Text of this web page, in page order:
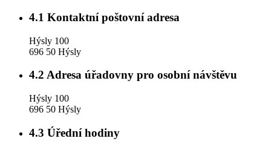
4.1 Kontaktní poštovní adresa
Hýsly 100
696 50 Hýsly
4.2 Adresa úřadovny pro osobní návštěvu
Hýsly 100
696 50 Hýsly
4.3 Úřední hodiny